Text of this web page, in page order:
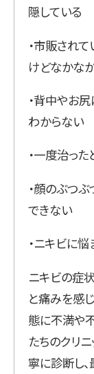
隠している
・市販され
けどなかな
・背中やお
わからない
・一度治っ
・顔のぶつ
できない
・ニキビに
ニキビの症
と痛みを感
態に不満や
たちのクリ
寧に診断し